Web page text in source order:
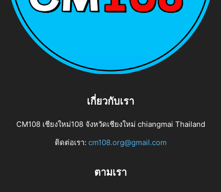
เกี่ยวกับเรา
CM108 เชียงใหม่108 จังหวัดเชียงใหม่ chiangmai Thailand
ติดต่อเรา: cm108.org@gmail.com
ตามเรา